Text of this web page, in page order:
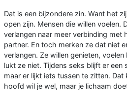
Dat is een bijzondere zin. Want het
open zijn. Mensen die willen voelen.
verlangen naar meer verbinding met
partner. En toch merken ze dat niet
verlangen. Ze willen genieten,
lukt ze niet. Tijdens seks blijft er
maar er lijkt iets tussen te zitten. Dat
hoofd wil je wel, maar je lichaam